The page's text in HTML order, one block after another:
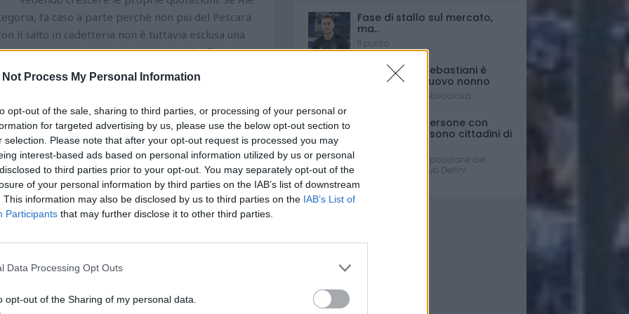
Not Process My Personal Information
opt-out of the sale, sharing to third parties, or processing of your personal or
for targeted advertising by us, please use the below opt-out section to
selection. Please note that after your opt-out request is processed you may
interest-based ads based on personal information utilized by us or personal
to third parties prior to your opt-out. You may separately opt-out of the
of your personal information by third parties on the IAB’s list of downstream
This information may also be disclosed by us to third parties on the IAB’s List of
Participants that may further disclose it to other third parties.
Data Processing Opt Outs
opt-out of the Sharing of my personal data.
fa caso a parte perchè non più del Pescara
il salto in cadetteria non è tuttavia esclusa una
su almeno 5 giocatori di proprietà gli effetti
rettangolo verde ma anche a livello di mercato.
specializzato in quotazioni di calciatori e
nel processo plusvalenze a carico della
di più giocatori abbia avuto una netta
di una quotazione teorica, non vincolante o
la cifra finale di una compravendita,
in atto di una stima al rialzo di tutta la rosa.
del vivaio che garantirà una plusvalenza
mesi dal debutto tra i professionisti su intuizione
euro, oggi - che vanta già 29 gare, 4 gol e 3
e per fine anno agonistico è lecito pensare ad
età (21 anni), vincolo contrattuale in
emblematico è quello di Andrea Ferraris, al
della squadra con più gol fatti (8) che
Fase di stallo sul mercato,
ma..
Il punto
Il presidente Sebastiani è
diventato di nuovo nonno
È nato Lorenzo Labricciosa
Ferrante: "Le persone con
disabilità non sono cittadini di
La dura presa di posizione del
Presidente del Club Delfini
Determinati